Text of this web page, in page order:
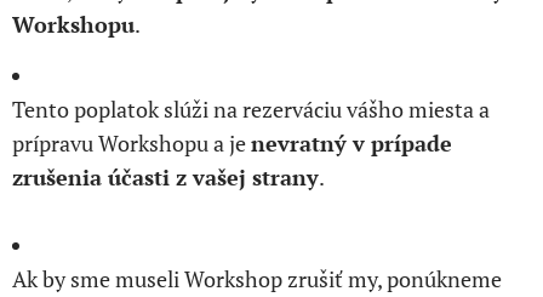
Workshopu.
Tento poplatok slúži na rezerváciu vášho miesta a
prípravu Workshopu a jenevratný v prípade
zrušenia účasti z vašej strany.
Ak by sme museli Workshop zrušiť my, ponúkneme